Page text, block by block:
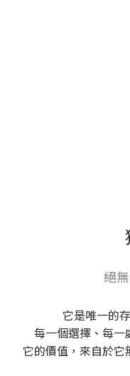
絕
它是唯一的
每一個選擇、每一
它的價值，來自於它